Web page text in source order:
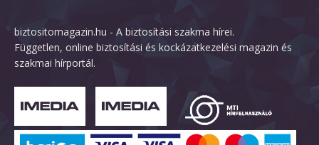
biztositomagazin.hu - A biztosítási szakma hírei.
Független, online biztosítási és kockázatkezelési magazin és
szakmai hírportál.